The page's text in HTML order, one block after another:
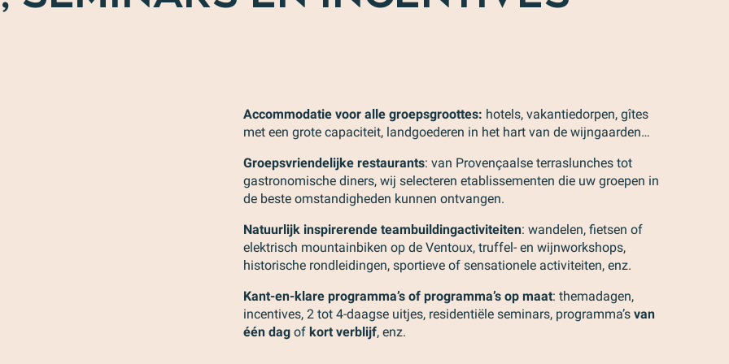
Accommodatie voor alle groepsgroottes: hotels, vakantiedorpen, gîtes
met een grote capaciteit, landgoederen in het hart van de wijngaarden…
Groepsvriendelijke restaurants: van Provençaalse terraslunches tot
gastronomische diners, wij selecteren etablissementen die uw groepen in
de beste omstandigheden kunnen ontvangen.
Natuurlijk inspirerende teambuildingactiviteiten: wandelen, fietsen of
elektrisch mountainbiken op de Ventoux, truffel- en wijnworkshops,
historische rondleidingen, sportieve of sensationele activiteiten, enz.
Kant-en-klare programma’s of programma’s op maat: themadagen,
incentives, 2 tot 4-daagse uitjes, residentiële seminars, programma’s van
één dag of kort verblijf, enz.